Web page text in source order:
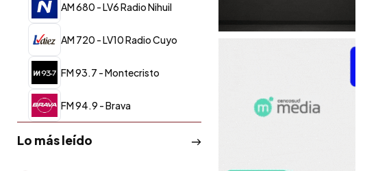
AM 680 - LV6 Radio Nihuil
AM 720 - LV10 Radio Cuyo
FM 93.7 - Montecristo
FM 94.9 - Brava
Lo más leído